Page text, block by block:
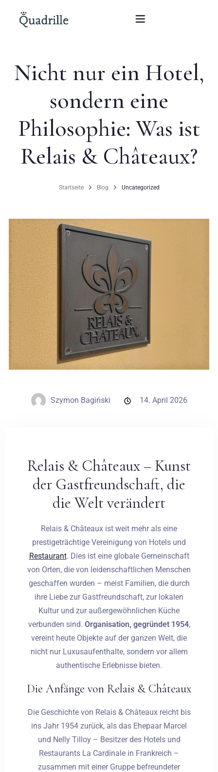
Startseite
Hotel für Erwachsene
Zimmer
Konferenzen
Hochzeiten
Kontakt
PL
Nicht nur ein Hotel,
sondern eine
Philosophie: Was ist
Relais & Châteaux?
Startseite Blog Uncategorized
Szymon Bagiński 14. April 2026
Relais & Châteaux – Kunst
der Gastfreundschaft, die
die Welt verändert
Relais & Châteaux ist weit mehr als eine
prestigeträchtige Vereinigung von Hotels und
Restaurant. Dies ist eine globale Gemeinschaft
von Orten, die von leidenschaftlichen Menschen
geschaffen wurden – meist Familien, die durch
ihre Liebe zur Gastfreundschaft, zur lokalen
Kultur und zur außergewöhnlichen Küche
verbunden sind. Organisation, gegründet 1954,
vereint heute Objekte auf der ganzen Welt, die
nicht nur Luxusaufenthalte, sondern vor allem
authentische Erlebnisse bieten.
Die Anfänge von Relais & Châteaux
Die Geschichte von Relais & Châteaux reicht bis
ins Jahr 1954 zurück, als das Ehepaar Marcel
und Nelly Tilloy – Besitzer des Hotels und
Restaurants La Cardinale in Frankreich –
zusammen mit einer Gruppe befreundeter